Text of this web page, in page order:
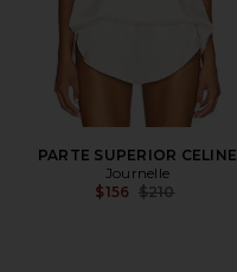
PARTE SUPERIOR CELINE
Journelle
$156 Previous price:
$210